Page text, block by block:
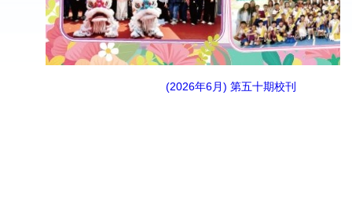
(2026年6月) 第五十期校刊